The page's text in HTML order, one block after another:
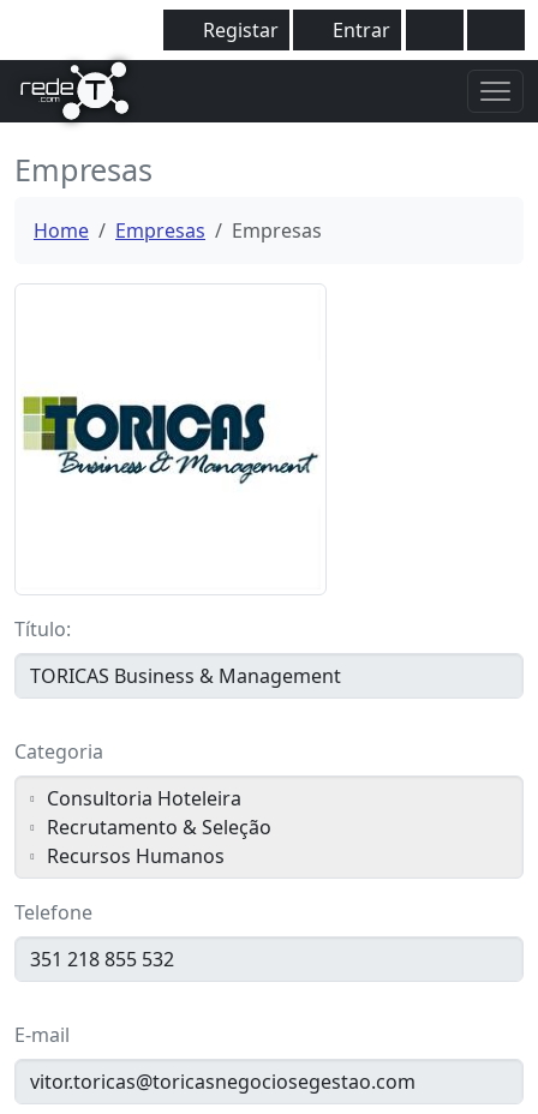
Registar Entrar
Empresas
Home Empresas Empresas
Título:
TORICAS Business & Management
Categoria
Consultoria Hoteleira
Recrutamento & Seleção
Recursos Humanos
Telefone
351 218 855 532
E-mail
vitor.toricas@toricasnegociosegestao.com